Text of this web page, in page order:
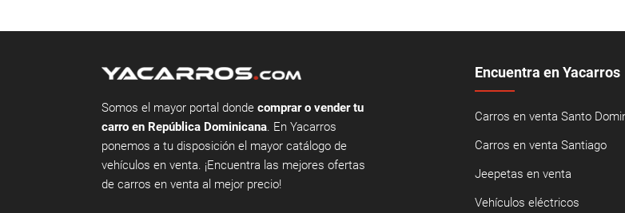
Somos el mayor portal donde comprar o vender tu
carro en República Dominicana. En Yacarros
ponemos a tu disposición el mayor catálogo de
vehículos en venta. ¡Encuentra las mejores ofertas
de carros en venta al mejor precio!
Encuentra en Yacarros
Carros en venta Santo
Carros en venta Santiago
Jeepetas en venta
Vehículos eléctricos